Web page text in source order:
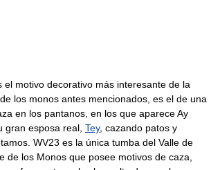
el motivo decorativo más interesante de la
los monos antes mencionados, es el de una
en los pantanos, en los que aparece Ay
gran esposa real, Tey, cazando patos y
WV23 es la única tumba del Valle de
de los Monos que posee motivos de caza,